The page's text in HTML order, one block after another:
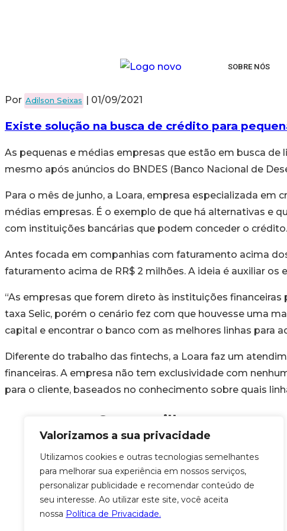
Valorizamos a sua privacidade
Utilizamos cookies e outras tecnologias semelhantes
para melhorar sua experiência em nossos serviços,
personalizar publicidade e recomendar conteúdo de
seu interesse. Ao utilizar este site, você aceita
nossa Política de Privacidade.
SOBRE NÓS
Por Adilson Seixas | 01/09/2021
Existe solução na busca de crédito para
As pequenas e médias empresas que estão em busca
mesmo após anúncios do BNDES (Banco Nacional de
Para o mês de junho, a Loara, empresa especializada
médias empresas. É o exemplo de que há alternativas e
com instituições bancárias que podem conceder o crédito.
Antes focada em companhias com faturamento acima
faturamento acima de RR$ 2 milhões. A ideia é auxiliar
“As empresas que forem direto às instituições
taxa Selic, porém o cenário fez com que houvesse uma
capital e encontrar o banco com as melhores linhas para
Diferente do trabalho das fintechs, a Loara faz um
financeiras. A empresa não tem exclusividade com
para o cliente, baseados no conhecimento sobre quais
Compartilhe: